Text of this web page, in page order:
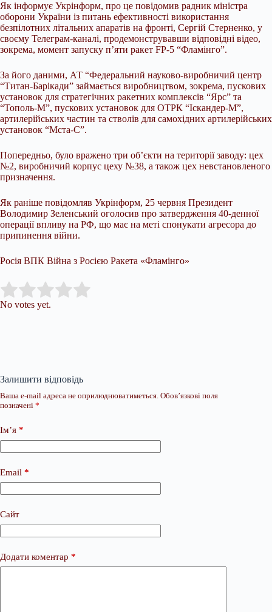
Як інформує Укрінформ, про це повідомив радник міністра
оборони України із питань ефективності використання
безпілотних літальних апаратів на фронті, Сергій Стерненко, у
своєму Телеграм-каналі, продемонструвавши відповідні відео,
зокрема, момент запуску п’яти ракет FP-5 “Фламінго”.
За його даними, АТ “Федеральний науково-виробничий центр
“Титан-Барікади” займається виробництвом, зокрема, пускових
установок для стратегічних ракетних комплексів “Ярс” та
“Тополь-М”, пускових установок для ОТРК “Іскандер-М”,
артилерійських частин та стволів для самохідних артилерійських
установок “Мста-С”.
Попередньо, було вражено три об’єкти на території заводу: цех
№2, виробничий корпус цеху №38, а також цех невстановленого
призначення.
Як раніше повідомляв Укрінформ, 25 червня Президент
Володимир Зеленський оголосив про затвердження 40-денної
операції впливу на РФ, що має на меті спонукати агресора до
припинення війни.
Росія ВПК Війна з Росією Ракета «Фламінго»
Rate this item:
No votes yet.
Залишити відповідь
Ваша e-mail адреса не оприлюднюватиметься. Обов’язкові поля
позначені *
Ім’я *
Email *
Сайт
Додати коментар *